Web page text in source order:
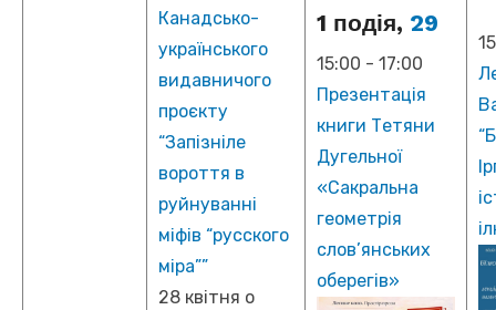
Канадсько-
українського
видавничого
проєкту
“Запізніле
вороття в
руйнуванні
міфів “русского
міра””
28 квітня о
1 подія, 29
15:00 - 17:00
Презентація
книги Тетяни
Дугельної
«Сакральна
геометрія
слов’янських
оберегів»